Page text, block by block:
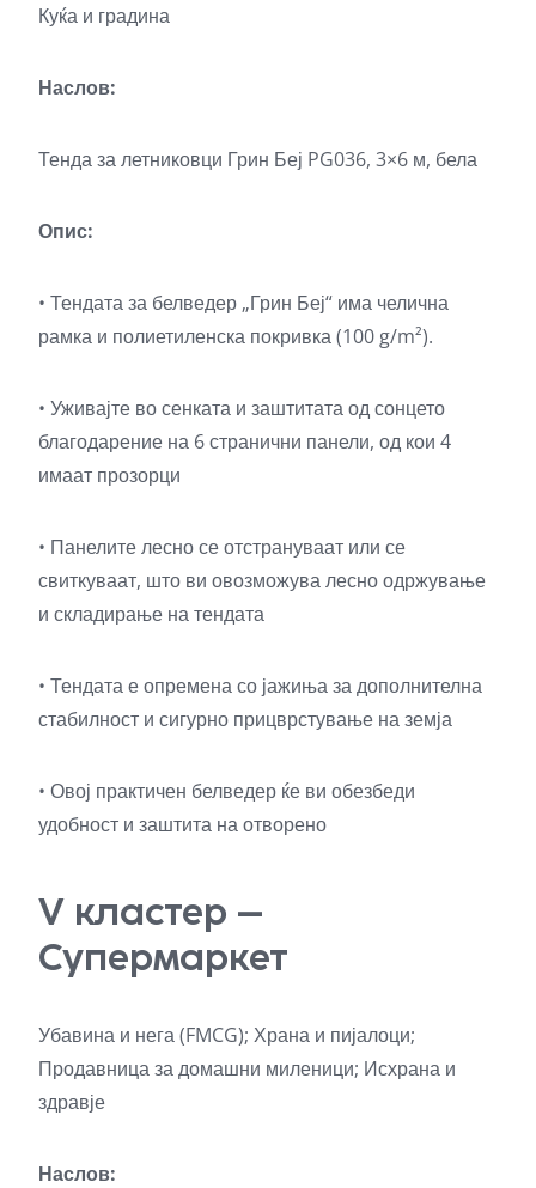
Куќа и градина
Наслов:
Тенда за летниковци Грин Беј PG036, 3×6 м, бела
Опис:
• Тендата за белведер „Грин Беј“ има челична
рамка и полиетиленска покривка (100 g/m²).
• Уживајте во сенката и заштитата од сонцето
благодарение на 6 странични панели, од кои 4
имаат прозорци
• Панелите лесно се отстрануваат или се
свиткуваат, што ви овозможува лесно одржување
и складирање на тендата
• Тендата е опремена со јажиња за дополнителна
стабилност и сигурно прицврстување на земја
• Овој практичен белведер ќе ви обезбеди
удобност и заштита на отворено
V кластер –
Супермаркет
Убавина и нега (FMCG); Храна и пијалоци;
Продавница за домашни миленици; Исхрана и
здравје
Наслов: